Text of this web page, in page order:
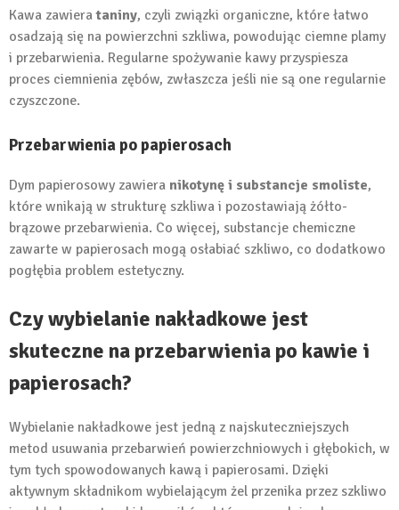
Kawa zawierataniny, czyli związki organiczne, które łatwo
osadzają się na powierzchni szkliwa, powodując ciemne plamy
i przebarwienia. Regularne spożywanie kawy przyspiesza
proces ciemnienia zębów, zwłaszcza jeśli nie są one regularnie
czyszczone.
Przebarwienia po papierosach
Dym papierosowy zawiera nikotynę i substancje smoliste,
które wnikają w strukturę szkliwa i pozostawiają żółto-
brązowe przebarwienia. Co więcej, substancje chemiczne
zawarte w papierosach mogą osłabiać szkliwo, co dodatkowo
pogłębia problem estetyczny.
Czy wybielanie nakładkowe jest
skuteczne na przebarwienia po kawie i
papierosach?
Wybielanie nakładkowe jest jedną z najskuteczniejszych
metod usuwania przebarwień powierzchniowych i głębokich, w
tym tych spowodowanych kawą i papierosami. Dzięki
aktywnym składnikom wybielającym żel przenika przez szkliwo